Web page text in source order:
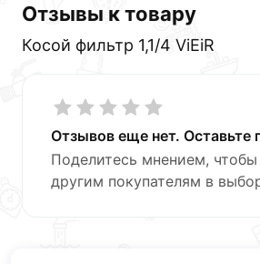
Отзывы к товару
Косой фильтр 1,1/4 ViEiR
Отзывов еще нет. Оставьте
Поделитесь мнением,
другим покупателям в